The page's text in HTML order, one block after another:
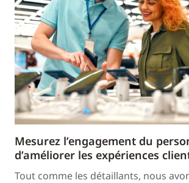
Mesurez l’engagement du
d’améliorer les expériences
Tout comme les détaillants, nous